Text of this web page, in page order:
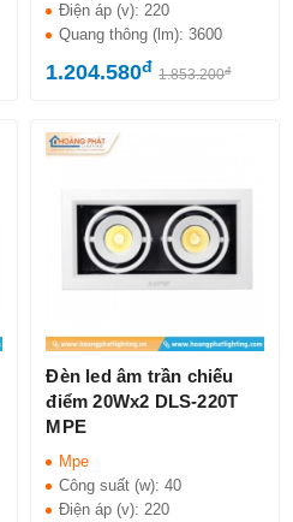
Điện áp (v):220
Quang thông (lm):3600
1.204.580đ 1.853.200đ
Đèn led âm trần chiếu
điểm 20Wx2 DLS-220T
MPE
Mpe
Công suất (w):40
Điện áp (v): 220